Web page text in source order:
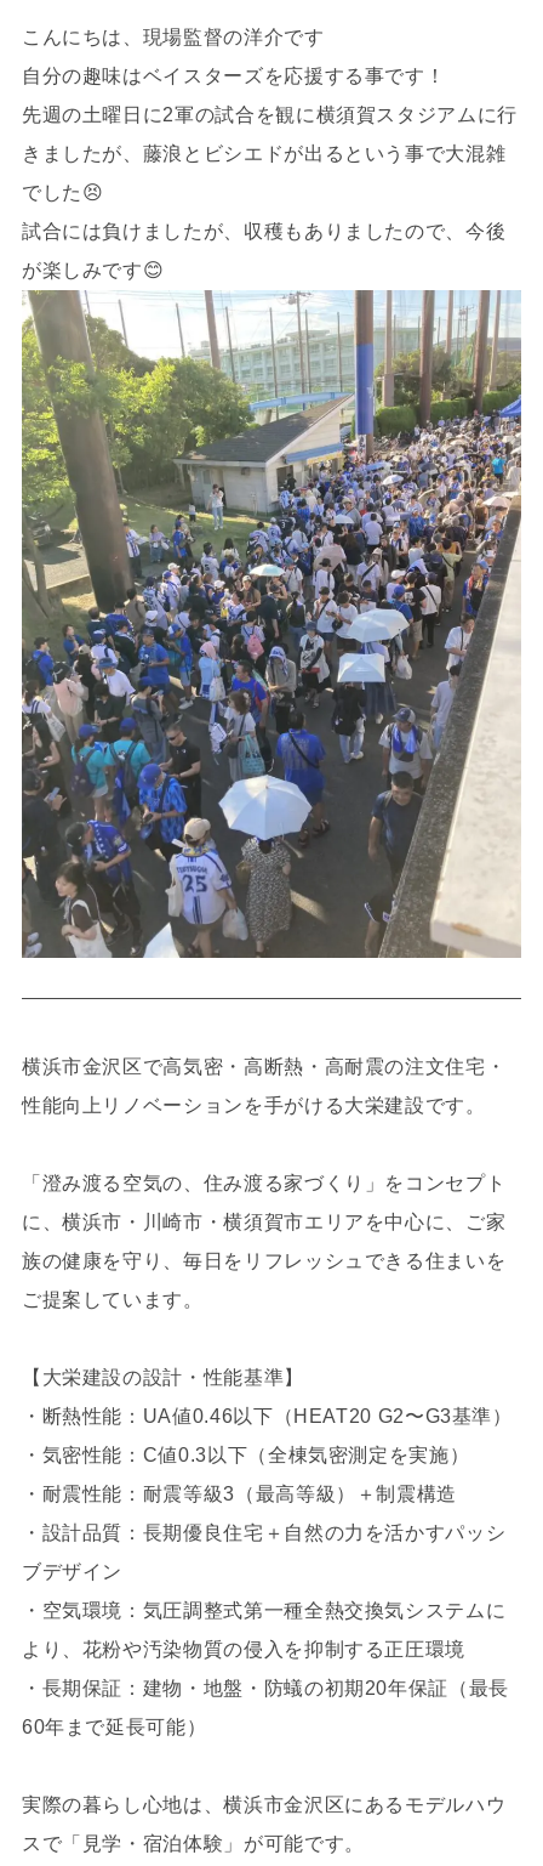
こんにちは、現場監督の洋介です
自分の趣味はベイスターズを応援する事です！
先週の土曜日に2軍の試合を観に横須賀スタジアムに行
きましたが、藤浪とビシエドが出るという事で大混雑
でした😣
試合には負けましたが、収穫もありましたので、今後
が楽しみです😊
横浜市金沢区で高気密・高断熱・高耐震の注文住宅・
性能向上リノベーションを手がける大栄建設です。
「澄み渡る空気の、住み渡る家づくり」をコンセプト
に、横浜市・川崎市・横須賀市エリアを中心に、ご家
族の健康を守り、毎日をリフレッシュできる住まいを
ご提案しています。
【大栄建設の設計・性能基準】
・断熱性能：UA値0.46以下（HEAT20 G2〜G3基準）
・気密性能：C値0.3以下（全棟気密測定を実施）
・耐震性能：耐震等級3（最高等級）＋制震構造
・設計品質：長期優良住宅＋自然の力を活かすパッシ
ブデザイン
・空気環境：気圧調整式第一種全熱交換気システムに
より、花粉や汚染物質の侵入を抑制する正圧環境
・長期保証：建物・地盤・防蟻の初期20年保証（最長
60年まで延長可能）
実際の暮らし心地は、横浜市金沢区にあるモデルハウ
スで「見学・宿泊体験」が可能です。